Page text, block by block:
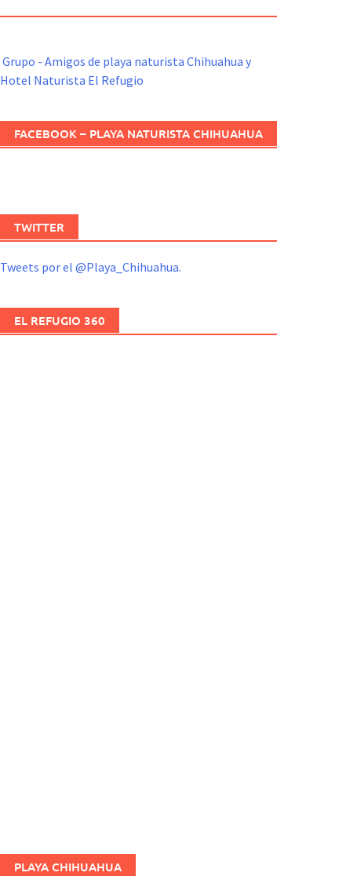
Grupo - Amigos de playa naturista Chihuahua y
Hotel Naturista El Refugio
FACEBOOK – PLAYA NATURISTA CHIHUAHUA
TWITTER
Tweets por el @Playa_Chihuahua.
EL REFUGIO 360
PLAYA CHIHUAHUA